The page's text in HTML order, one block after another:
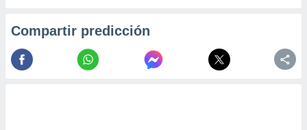
Compartir predicción